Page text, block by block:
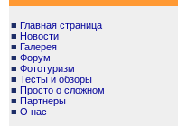
■ Главная страница
■ Новости
■ Галерея
■ Форум
■ Фототуризм
■ Тесты и обзоры
■ Просто о сложном
■ Партнеры
■ О нас